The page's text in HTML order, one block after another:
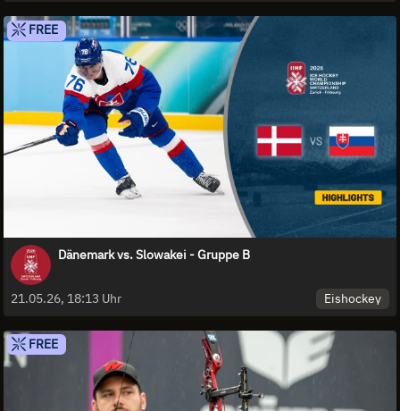
FREE
Dänemark vs. Slowakei - Gruppe B
21.05.26, 18:13 Uhr Eishockey
FREE